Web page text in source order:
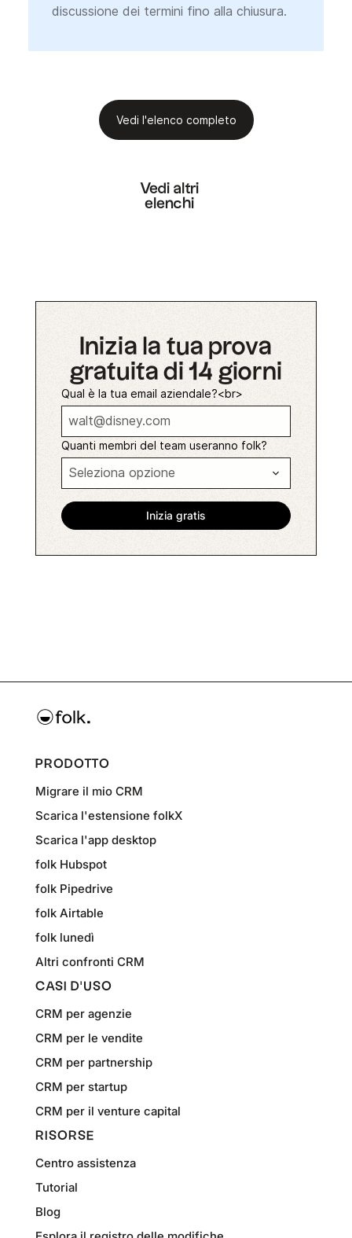
discussione dei termini fino alla chiusura.
Vedi l'elenco completo
Vedi altri
elenchi
Inizia la tua prova
gratuita di 14 giorni
Qual è la tua email aziendale?<br>
Quanti membri del team useranno folk?
PRODOTTO
Migrare il mio CRM
Scarica l'estensione folkX
Scarica l'app desktop
folk Hubspot
folk Pipedrive
folk Airtable
folk lunedì
Altri confronti CRM
CASI D'USO
CRM per agenzie
CRM per le vendite
CRM per partnership
CRM per startup
CRM per il venture capital
RISORSE
Centro assistenza
Tutorial
Blog